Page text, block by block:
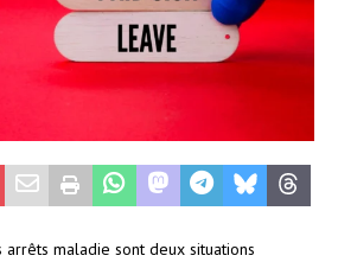
maladie sont deux situations